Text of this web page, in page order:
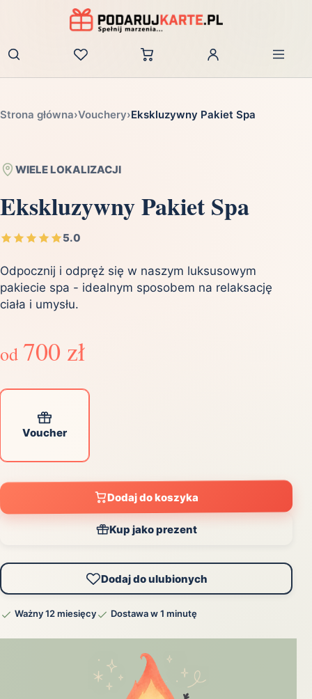
Zaloguj
Strona główna›Vouchery›Ekskluzywny Pakiet Spa
WIELE LOKALIZACJI
Ekskluzywny Pakiet Spa
5.0
Odpocznij i odpręż się w naszym luksusowym
pakiecie spa - idealnym sposobem na relaksację
ciała i umysłu.
od 700 zł
Voucher
Dodaj do koszyka
Kup jako prezent
Dodaj do ulubionych
Ważny 12 miesięcy Dostawa w 1 minutę